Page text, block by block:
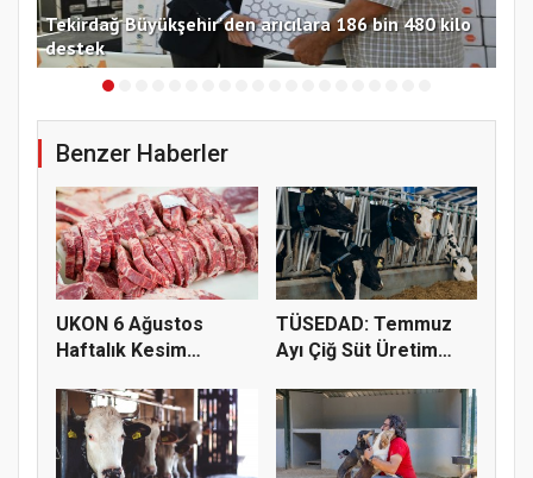
Yumaklı: 688 milyon 200 bin TL destek çiftçiye
aktarılacak
Benzer Haberler
UKON 6 Ağustos
Haftalık Kesim
TÜSEDAD: Temmuz
Ayı Çiğ Süt Üretim